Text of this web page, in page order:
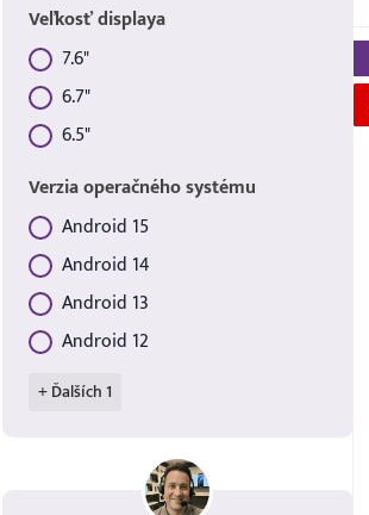
Veľkosť displaya
Veľkosť displaya
7.6"
6.7"
6.5"
Verzia operačného systému
Verzia operačného systému
Android 15
Android 14
Android 13
Android 12
+ Ďalších 1